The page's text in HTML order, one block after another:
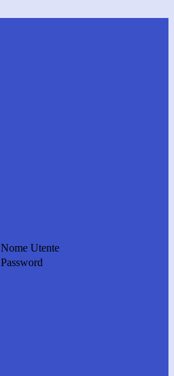
Nome Utente
Password